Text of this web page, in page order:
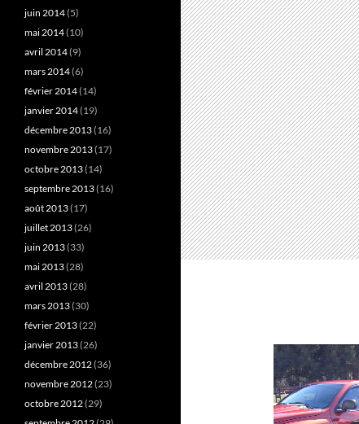
juin 2014(5)
mai 2014(10)
avril 2014(9)
mars 2014(6)
février 2014(14)
janvier 2014(19)
décembre 2013(16)
novembre 2013(17)
octobre 2013(14)
septembre 2013(16)
août 2013(17)
juillet 2013(26)
juin 2013(33)
mai 2013(28)
avril 2013(28)
mars 2013(30)
février 2013(22)
janvier 2013(26)
décembre 2012(36)
novembre 2012(23)
octobre 2012(29)